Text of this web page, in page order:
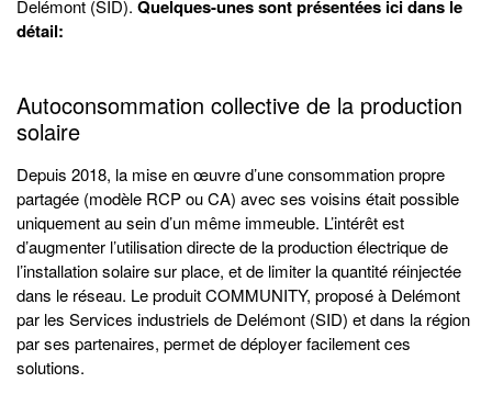
Delémont (SID). Quelques-unes sont présentées ici dans le
détail:
Autoconsommation collective de la production
solaire
Depuis 2018, la mise en œuvre d’une consommation propre
partagée (modèle RCP ou CA) avec ses voisins était possible
uniquement au sein d’un même immeuble. L’intérêt est
d’augmenter l’utilisation directe de la production électrique de
l’installation solaire sur place, et de limiter la quantité réinjectée
dans le réseau. Le produit COMMUNITY, proposé à Delémont
par les Services industriels de Delémont (SID) et dans la région
par ses partenaires, permet de déployer facilement ces
solutions.